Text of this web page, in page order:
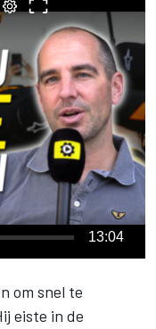
13:04
om snel te
eiste in de